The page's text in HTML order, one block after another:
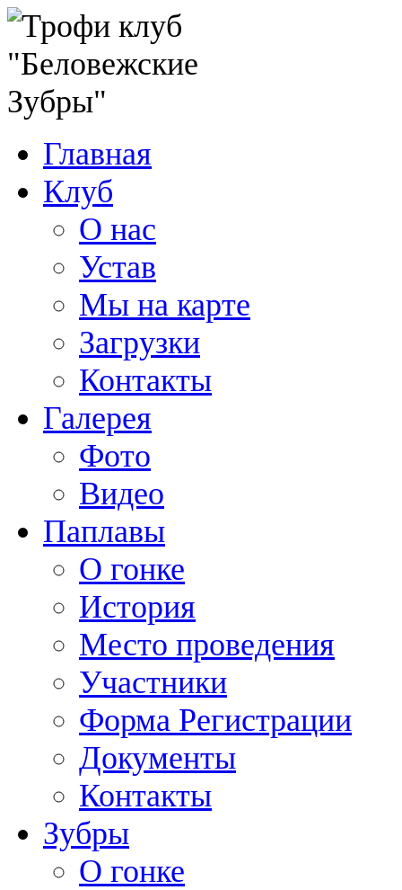
Главная
Клуб
О нас
Устав
Мы на карте
Загрузки
Контакты
Галерея
Фото
Видео
Паплавы
О гонке
История
Место проведения
Участники
Форма Регистрации
Документы
Контакты
Зубры
О гонке